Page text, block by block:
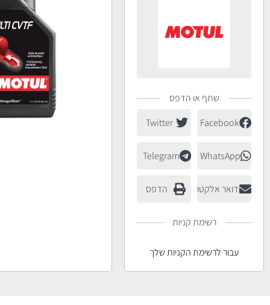
שתף או הדפס
Facebook
Twitter
WhatsApp
Telegram
דואר אלקטרוני הדפס
רשימת קניות
עבור לרשימת הקניות שלך